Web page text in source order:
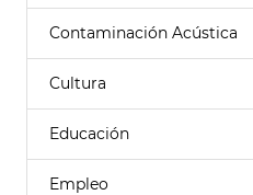
Contaminación Acústica
Cultura
Educación
Empleo